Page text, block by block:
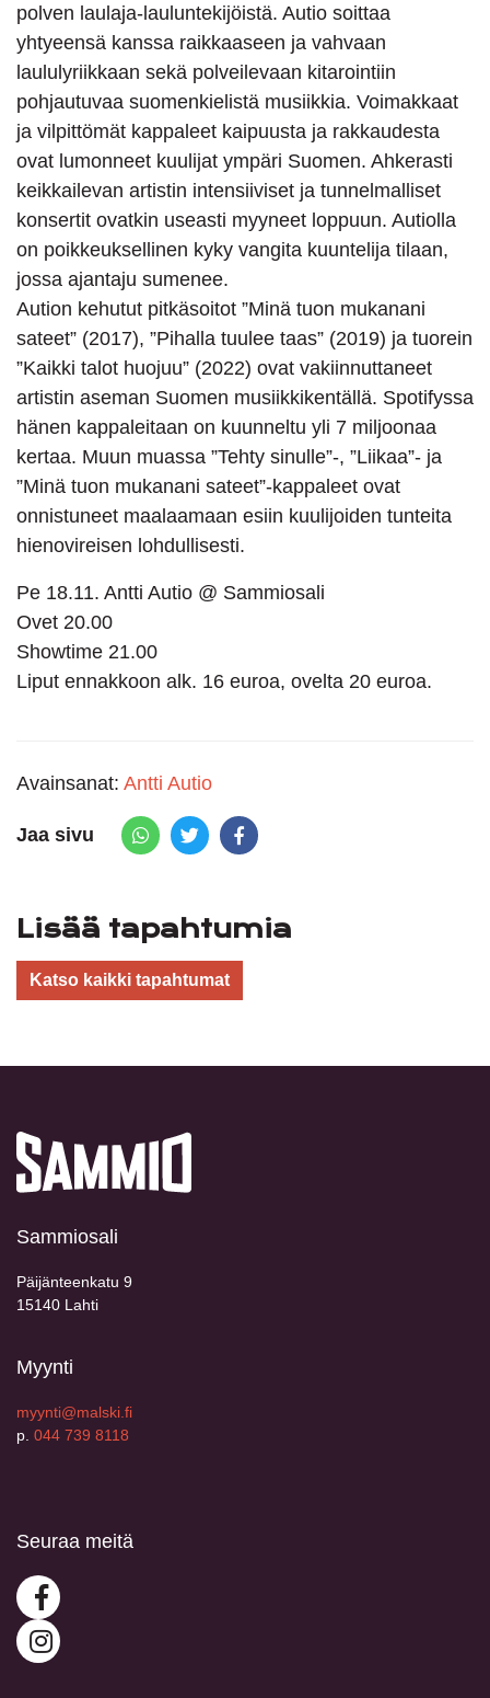
polven laulaja-lauluntekijöistä. Autio soittaa
yhtyeensä kanssa raikkaaseen ja vahvaan
laululyriikkaan sekä polveilevaan kitarointiin
pohjautuvaa suomenkielistä musiikkia. Voimakkaat
ja vilpittömät kappaleet kaipuusta ja rakkaudesta
ovat lumonneet kuulijat ympäri Suomen. Ahkerasti
keikkailevan artistin intensiiviset ja tunnelmalliset
konsertit ovatkin useasti myyneet loppuun. Autiolla
on poikkeuksellinen kyky vangita kuuntelija tilaan,
jossa ajantaju sumenee.
Aution kehutut pitkäsoitot ”Minä tuon mukanani
sateet” (2017), ”Pihalla tuulee taas” (2019) ja tuorein
”Kaikki talot huojuu” (2022) ovat vakiinnuttaneet
artistin aseman Suomen musiikkikentällä. Spotifyssa
hänen kappaleitaan on kuunneltu yli 7 miljoonaa
kertaa. Muun muassa ”Tehty sinulle”-, ”Liikaa”- ja
”Minä tuon mukanani sateet”-kappaleet ovat
onnistuneet maalaamaan esiin kuulijoiden tunteita
hienovireisen lohdullisesti.
Pe 18.11. Antti Autio @ Sammiosali
Ovet 20.00
Showtime 21.00
Liput ennakkoon alk. 16 euroa, ovelta 20 euroa.
Avainsanat: Antti Autio
Jaa sivu
Share via Whatsapp
Share on Twitter
Share on Facebook
Lisää tapahtumia
Katso kaikki tapahtumat
Sammiosali
Päijänteenkatu 9
15140 Lahti
Myynti
myynti@malski.fi
p. 044 739 8118
Seuraa meitä